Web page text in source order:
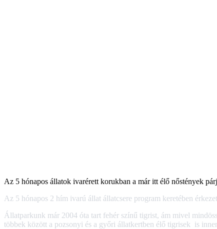
Az 5 hónapos állatok ivarérett korukban a már itt élő nőstények
Az 5 hónapos 2 hím ivarú állat állatcsere program keretében
Állatparkunk már 2004 óta tart fehér színű tigrist, ám mivel
többek között a pozsonyi és a győri állatkertben élő tigrisek is